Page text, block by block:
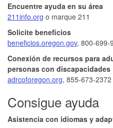
Encuentre ayuda en su área
211info.org o marque 211
Solicite beneficios
beneficios.oregon.gov, 800-699-
Conexión de recursos para
personas con discapacidades
adrcoforegon.org, 855-673-2372
Consigue ayuda
Asistencia con idiomas y